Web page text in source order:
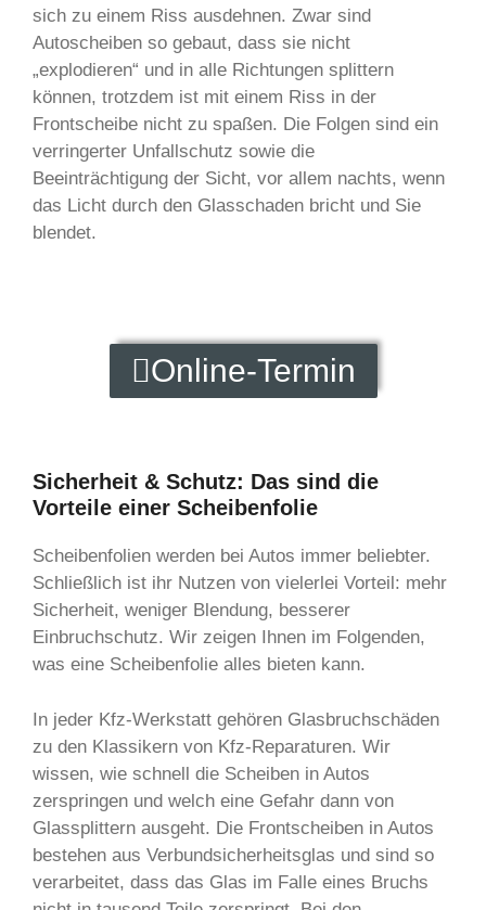
sich zu einem Riss ausdehnen. Zwar sind
Autoscheiben so gebaut, dass sie nicht
„explodieren“ und in alle Richtungen splittern
können, trotzdem ist mit einem Riss in der
Frontscheibe nicht zu spaßen. Die Folgen sind ein
verringerter Unfallschutz sowie die
Beeinträchtigung der Sicht, vor allem nachts, wenn
das Licht durch den Glasschaden bricht und Sie
blendet.
Online-Termin
Sicherheit & Schutz: Das sind die
Vorteile einer Scheibenfolie
Scheibenfolien werden bei Autos immer beliebter.
Schließlich ist ihr Nutzen von vielerlei Vorteil: mehr
Sicherheit, weniger Blendung, besserer
Einbruchschutz. Wir zeigen Ihnen im Folgenden,
was eine Scheibenfolie alles bieten kann.
In jeder Kfz-Werkstatt gehören Glasbruchschäden
zu den Klassikern von Kfz-Reparaturen. Wir
wissen, wie schnell die Scheiben in Autos
zerspringen und welch eine Gefahr dann von
Glassplittern ausgeht. Die Frontscheiben in Autos
bestehen aus Verbundsicherheitsglas und sind so
verarbeitet, dass das Glas im Falle eines Bruchs